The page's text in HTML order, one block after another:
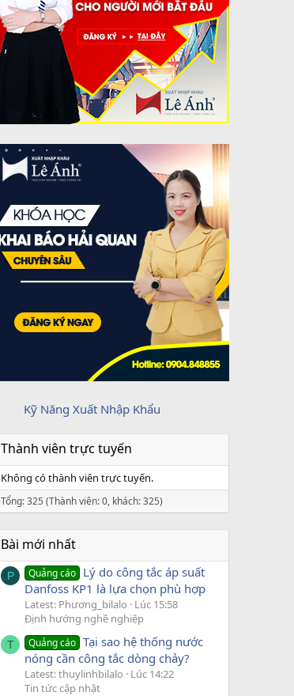
Kỹ Năng Xuất Nhập Khẩu
Thành viên trực tuyến
Không có thành viên trực tuyến.
Tổng: 325 (Thành viên: 0, khách: 325)
Bài mới nhất
P Quảng cáo Lý do công tắc áp suất
Danfoss KP1 là lựa chọn phù hợp
Latest: Phương_bilalo
Lúc 15:58
Định hướng nghề nghiệp
T Quảng cáo Tại sao hệ thống nước
nóng cần công tắc dòng chảy?
Latest: thuylinhbilalo
Lúc 14:22
Tin tức cập nhật